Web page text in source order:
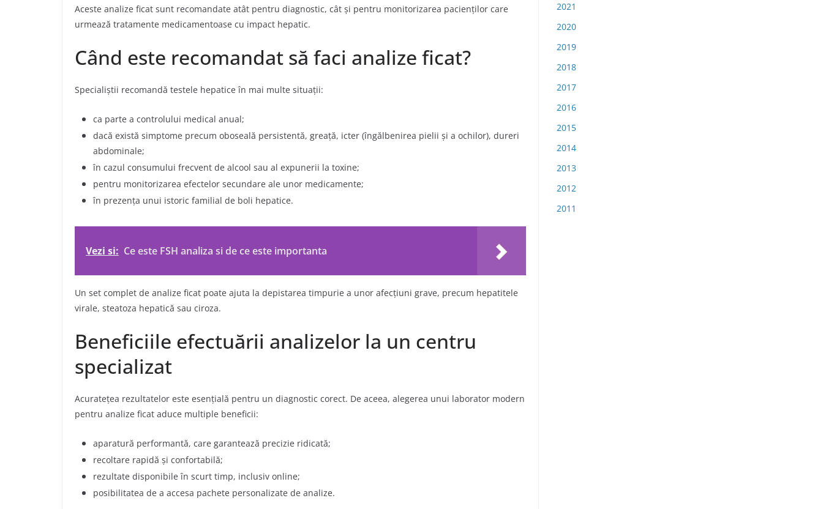
Aceste analize ficat sunt recomandate atât pentru diagnostic, cât și pentru monitorizarea pacienților care
urmează tratamente medicamentoase cu impact hepatic.
Când este recomandat să faci analize ficat?
Specialiștii recomandă testele hepatice în mai multe situații:
ca parte a controlului medical anual;
dacă există simptome precum oboseală persistentă, greață, icter (îngălbenirea pielii și a ochilor), dureri
abdominale;
în cazul consumului frecvent de alcool sau al expunerii la toxine;
pentru monitorizarea efectelor secundare ale unor medicamente;
în prezența unui istoric familial de boli hepatice.
Vezi si: Ce este FSH analiza si de ce este importanta
Un set complet de analize ficat poate ajuta la depistarea timpurie a unor afecțiuni grave, precum hepatitele
virale, steatoza hepatică sau ciroza.
Beneficiile efectuării analizelor la un centru
specializat
Acuratețea rezultatelor este esențială pentru un diagnostic corect. De aceea, alegerea unui laborator modern
pentru analize ficat aduce multiple beneficii:
aparatură performantă, care garantează precizie ridicată;
recoltare rapidă și confortabilă;
rezultate disponibile în scurt timp, inclusiv online;
posibilitatea de a accesa pachete personalizate de analize.
2021
2020
2019
2018
2017
2016
2015
2014
2013
2012
2011